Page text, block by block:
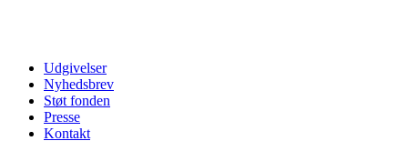
Udgivelser
Nyhedsbrev
Støt fonden
Presse
Kontakt